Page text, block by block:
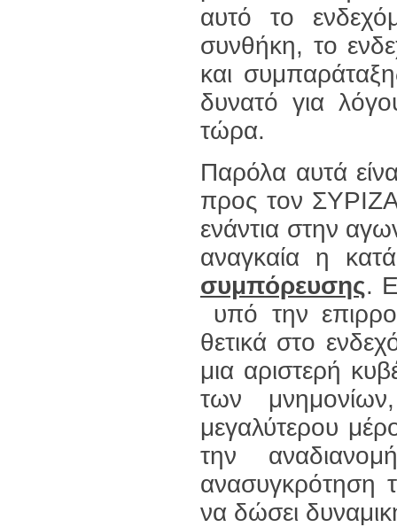
αυτό το
συνθήκη, το
και
δυνατό για
τώρα.
Παρόλα αυτά
προς τον ΣΥΡΙΖΑ
ενάντια στην
αναγκαία η
συμπόρευσης.
υπό την
θετικά στο
μια αριστερή
των
μεγαλύτερου
την
ανασυγκρότηση
να δώσει